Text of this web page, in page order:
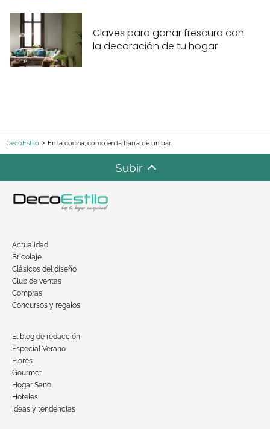
Claves para ganar frescura con
la decoración de tu hogar
DecoEstilo En la cocina, como en la barra de un bar
Subir
Actualidad
Bricolaje
Clásicos del diseño
Club de ventas
Compras
Concursos y regalos
El blog de redacción
Especial Verano
Flores
Gourmet
Hogar Sano
Hoteles
Ideas y tendencias